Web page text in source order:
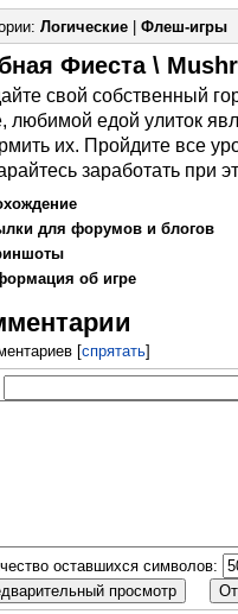
Логические| Флеш-игры
Фиеста \
свой собственный
любимой едой улиток
их. Пройдите все
заработать при
для форумов и блогов
об игре
[спрятать]
оставшихся символов: